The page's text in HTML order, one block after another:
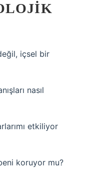
içsel bir
nasıl
etkiliyor
koruyor mu?